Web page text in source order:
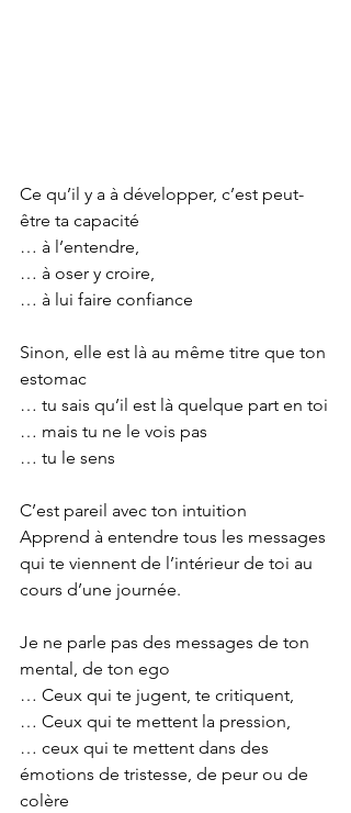
Ce qu’il y a à développer, c’est peut-
être ta capacité
… à l’entendre,
… à oser y croire,
… à lui faire confiance
Sinon, elle est là au même titre que ton
estomac
… tu sais qu’il est là quelque part en toi
… mais tu ne le vois pas
… tu le sens
C’est pareil avec ton intuition
Apprend à entendre tous les messages
qui te viennent de l’intérieur de toi au
cours d’une journée.
Je ne parle pas des messages de ton
mental, de ton ego
… Ceux qui te jugent, te critiquent,
… Ceux qui te mettent la pression,
… ceux qui te mettent dans des
émotions de tristesse, de peur ou de
colère